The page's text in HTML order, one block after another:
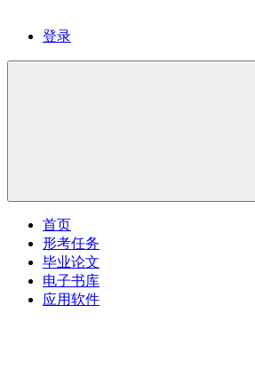
登录
首页
形考任务
毕业论文
电子书库
应用软件